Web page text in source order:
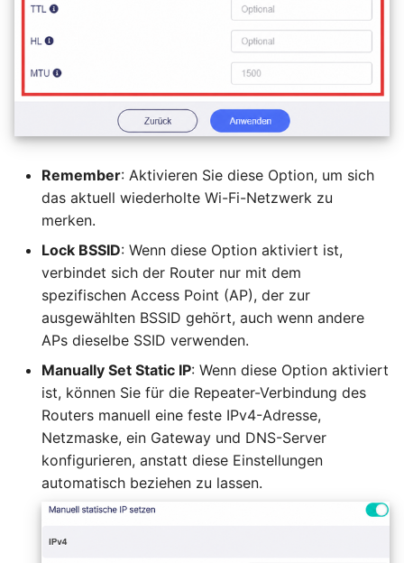
Remember: Aktivieren Sie diese Option, um sich
das aktuell wiederholte Wi-Fi-Netzwerk zu
merken.
Lock BSSID: Wenn diese Option aktiviert ist,
verbindet sich der Router nur mit dem
spezifischen Access Point (AP), der zur
ausgewählten BSSID gehört, auch wenn andere
APs dieselbe SSID verwenden.
Manually Set Static IP: Wenn diese Option aktiviert
ist, können Sie für die Repeater-Verbindung des
Routers manuell eine feste IPv4-Adresse,
Netzmaske, ein Gateway und DNS-Server
konfigurieren, anstatt diese Einstellungen
automatisch beziehen zu lassen.